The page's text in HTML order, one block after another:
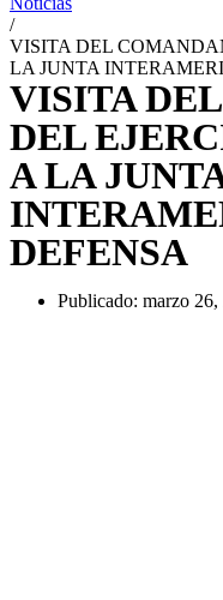
/
VISITA DEL
LA JUNTA
VISITA
DEL
A LA
DEFENSA
Publicado: marzo 26,